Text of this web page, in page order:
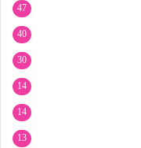
47
40
30
14
14
13